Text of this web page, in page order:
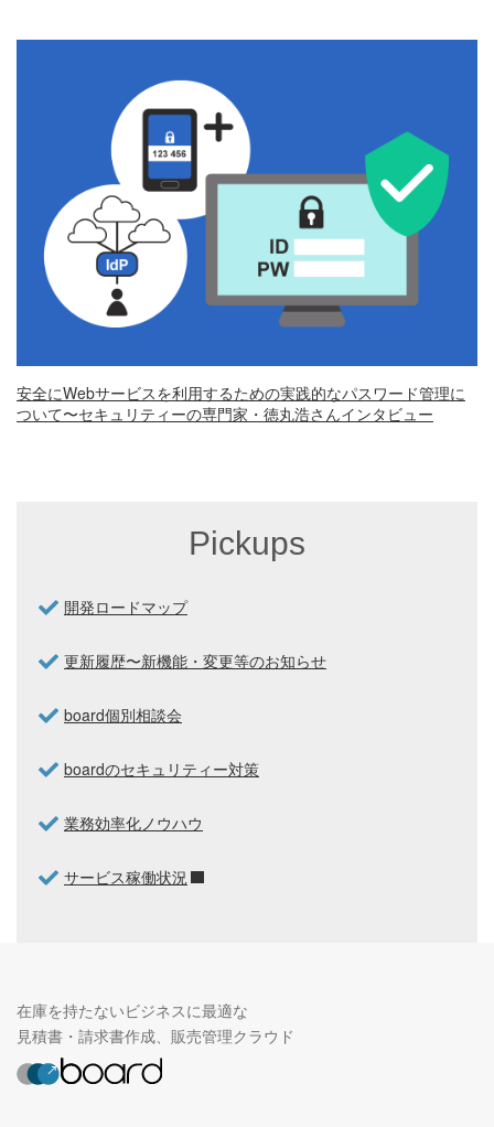
安全にWebサービスを利用するための実践的なパスワード管理に
ついて〜セキュリティーの専門家・徳丸浩さんインタビュー
Pickups
開発ロードマップ
更新履歴〜新機能・変更等のお知らせ
board個別相談会
boardのセキュリティー対策
業務効率化ノウハウ
サービス稼働状況
在庫を持たないビジネスに最適な
見積書・請求書作成、販売管理クラウド